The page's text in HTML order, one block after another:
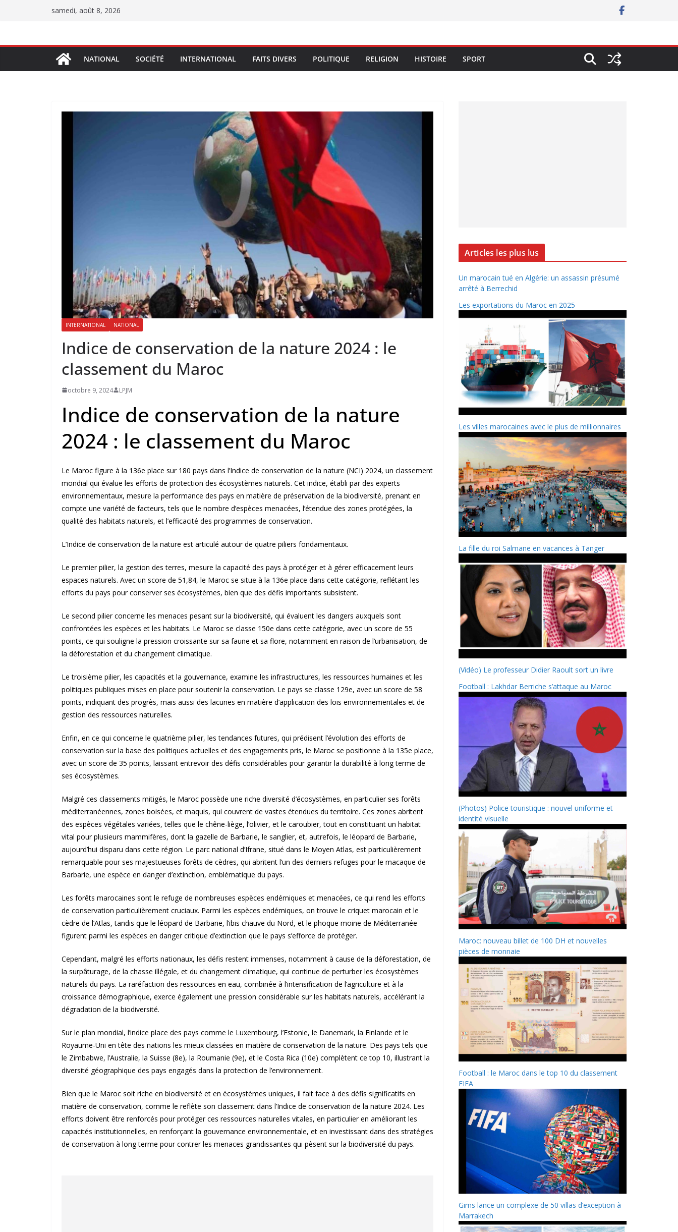
samedi, août 8, 2026
NATIONAL SOCIÉTÉ INTERNATIONAL FAITS DIVERS POLITIQUE RELIGION HISTOIRE SPORT
INTERNATIONAL NATIONAL
Indice de conservation de la nature 2024 : le
classement du Maroc
octobre 9, 2024 LPJM
Indice de conservation de la nature
2024 : le classement du Maroc
Le Maroc figure à la 136e place sur 180 pays dans l’Indice de conservation de la nature (NCI) 2024, un classement
mondial qui évalue les efforts de protection des écosystèmes naturels. Cet indice, établi par des experts
environnementaux, mesure la performance des pays en matière de préservation de la biodiversité, prenant en
compte une variété de facteurs, tels que le nombre d’espèces menacées, l’étendue des zones protégées, la
qualité des habitats naturels, et l’efficacité des programmes de conservation.
L’Indice de conservation de la nature est articulé autour de quatre piliers fondamentaux.
Le premier pilier, la gestion des terres, mesure la capacité des pays à protéger et à gérer efficacement leurs
espaces naturels. Avec un score de 51,84, le Maroc se situe à la 136e place dans cette catégorie, reflétant les
efforts du pays pour conserver ses écosystèmes, bien que des défis importants subsistent.
Le second pilier concerne les menaces pesant sur la biodiversité, qui évaluent les dangers auxquels sont
confrontées les espèces et les habitats. Le Maroc se classe 150e dans cette catégorie, avec un score de 55
points, ce qui souligne la pression croissante sur sa faune et sa flore, notamment en raison de l’urbanisation, de
la déforestation et du changement climatique.
Le troisième pilier, les capacités et la gouvernance, examine les infrastructures, les ressources humaines et les
politiques publiques mises en place pour soutenir la conservation. Le pays se classe 129e, avec un score de 58
points, indiquant des progrès, mais aussi des lacunes en matière d’application des lois environnementales et de
gestion des ressources naturelles.
Enfin, en ce qui concerne le quatrième pilier, les tendances futures, qui prédisent l’évolution des efforts de
conservation sur la base des politiques actuelles et des engagements pris, le Maroc se positionne à la 135e place,
avec un score de 35 points, laissant entrevoir des défis considérables pour garantir la durabilité à long terme de
ses écosystèmes.
Malgré ces classements mitigés, le Maroc possède une riche diversité d’écosystèmes, en particulier ses forêts
méditerranéennes, zones boisées, et maquis, qui couvrent de vastes étendues du territoire. Ces zones abritent
des espèces végétales variées, telles que le chêne-liège, l’olivier, et le caroubier, tout en constituant un habitat
vital pour plusieurs mammifères, dont la gazelle de Barbarie, le sanglier, et, autrefois, le léopard de Barbarie,
aujourd’hui disparu dans cette région. Le parc national d’Ifrane, situé dans le Moyen Atlas, est particulièrement
remarquable pour ses majestueuses forêts de cèdres, qui abritent l’un des derniers refuges pour le macaque de
Barbarie, une espèce en danger d’extinction, emblématique du pays.
Les forêts marocaines sont le refuge de nombreuses espèces endémiques et menacées, ce qui rend les efforts
de conservation particulièrement cruciaux. Parmi les espèces endémiques, on trouve le criquet marocain et le
cèdre de l’Atlas, tandis que le léopard de Barbarie, l’ibis chauve du Nord, et le phoque moine de Méditerranée
figurent parmi les espèces en danger critique d’extinction que le pays s’efforce de protéger.
Cependant, malgré les efforts nationaux, les défis restent immenses, notamment à cause de la déforestation, de
la surpâturage, de la chasse illégale, et du changement climatique, qui continue de perturber les écosystèmes
naturels du pays. La raréfaction des ressources en eau, combinée à l’intensification de l’agriculture et à la
croissance démographique, exerce également une pression considérable sur les habitats naturels, accélérant la
dégradation de la biodiversité.
Sur le plan mondial, l’indice place des pays comme le Luxembourg, l’Estonie, le Danemark, la Finlande et le
Royaume-Uni en tête des nations les mieux classées en matière de conservation de la nature. Des pays tels que
le Zimbabwe, l’Australie, la Suisse (8e), la Roumanie (9e), et le Costa Rica (10e) complètent ce top 10, illustrant la
diversité géographique des pays engagés dans la protection de l’environnement.
Bien que le Maroc soit riche en biodiversité et en écosystèmes uniques, il fait face à des défis significatifs en
matière de conservation, comme le reflète son classement dans l’Indice de conservation de la nature 2024. Les
efforts doivent être renforcés pour protéger ces ressources naturelles vitales, en particulier en améliorant les
capacités institutionnelles, en renforçant la gouvernance environnementale, et en investissant dans des stratégies
de conservation à long terme pour contrer les menaces grandissantes qui pèsent sur la biodiversité du pays.
Articles les plus lus
Un marocain tué en Algérie: un assassin présumé
arrêté à Berrechid
Les exportations du Maroc en 2025
Les villes marocaines avec le plus de millionnaires
La fille du roi Salmane en vacances à Tanger
(Vidéo) Le professeur Didier Raoult sort un livre
Football : Lakhdar Berriche s’attaque au Maroc
(Photos) Police touristique : nouvel uniforme et
identité visuelle
Maroc: nouveau billet de 100 DH et nouvelles
pièces de monnaie
Football : le Maroc dans le top 10 du classement
FIFA
Gims lance un complexe de 50 villas d’exception à
Marrakech